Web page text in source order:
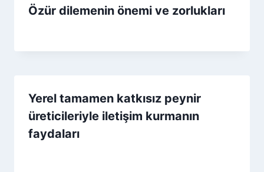
Özür dilemenin önemi ve zorlukları
Yerel tamamen katkısız peynir
üreticileriyle iletişim kurmanın
faydaları